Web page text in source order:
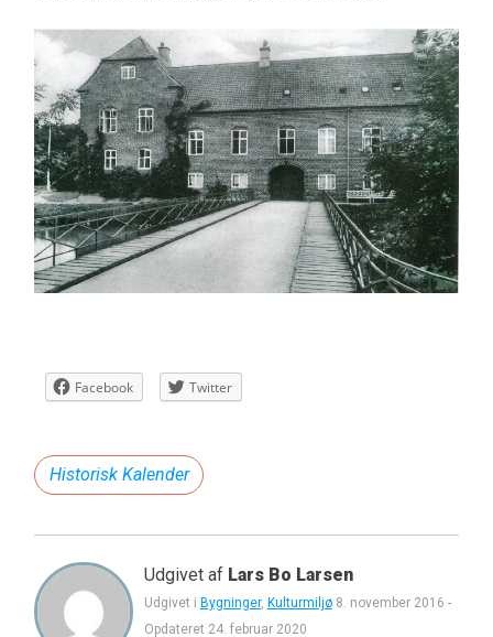
Facebook Twitter
Historisk Kalender
Udgivet af Lars Bo Larsen
Udgivet i Bygninger, Kulturmiljø 8. november 2016 -
Opdateret 24. februar 2020